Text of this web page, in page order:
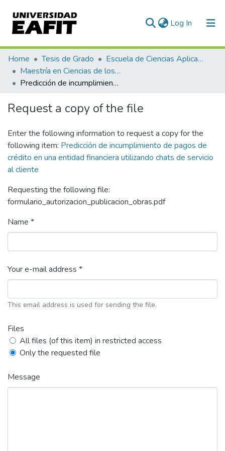
Log In (current)
Communities & Collections
All of DSpace
Home Tesis de Grado
Escuela de Ciencias Aplicadas e Ingeniería
Maestría en Ciencias de los Datos y Analítica (tesis)
Predicción de incumplimiento de pagos de crédito en una entidad financiera utilizando chats de servicio al cliente
Request a copy of the file
Enter the following information to request a copy for the
following item: Predicción de incumplimiento de pagos de
crédito en una entidad financiera utilizando chats de servicio
al cliente
Requesting the following file:
formulario_autorizacion_publicacion_obras.pdf
Name *
Your e-mail address *
This email address is used for sending the file.
Files
All files (of this item) in restricted access
Only the requested file
Message